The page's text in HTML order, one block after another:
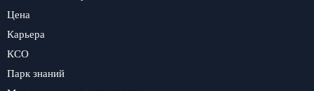
Цена
Карьера
КСО
Парк знаний